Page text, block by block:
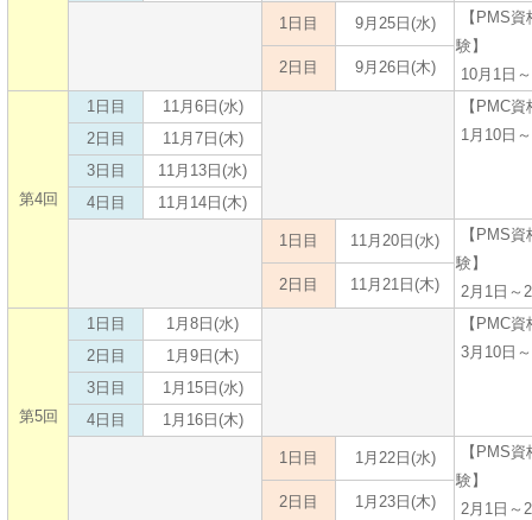
1日目 9月25日(水)
【PMS
験】
10月1日
2日目 9月26日(木)
第4回
1日目 11月6日(水)
【PMC
1月10日
2日目
11月7日(木)
3日目
11月13日(水)
4日目
11月14日(木)
1日目 11月20日(水)
【PMS
験】
2月1日～
2日目 11月21日(木)
第5回
1日目 1月8日(水)
【PMC
3月10日
2日目
1月9日(木)
3日目
1月15日(水)
4日目
1月16日(木)
1日目 1月22日(水)
【PMS
験】
2月1日～
2日目 1月23日(木)